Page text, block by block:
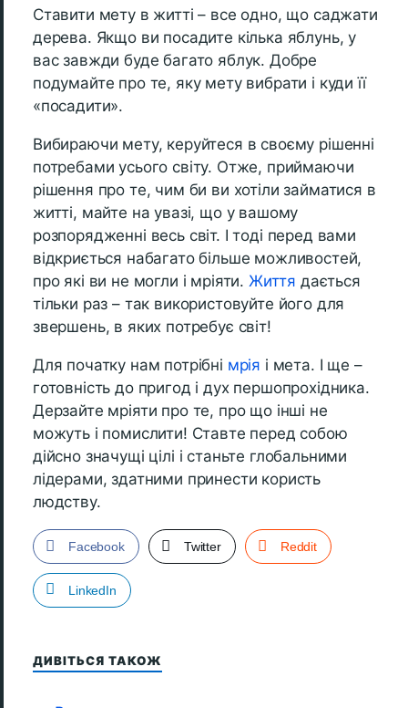
Ставити мету в житті – все одно, що саджати
дерева. Якщо ви посадите кілька яблунь, у
вас завжди буде багато яблук. Добре
подумайте про те, яку мету вибрати і куди її
«посадити».
Вибираючи мету, керуйтеся в своєму рішенні
потребами усього світу. Отже, приймаючи
рішення про те, чим би ви хотіли займатися в
житті, майте на увазі, що у вашому
розпорядженні весь світ. І тоді перед вами
відкриється набагато більше можливостей,
про які ви не могли і мріяти. Життя дається
тільки раз – так використовуйте його для
звершень, в яких потребує світ!
Для початку нам потрібні мрія і мета. І ще –
готовність до пригод і дух першопрохідника.
Дерзайте мріяти про те, про що інші не
можуть і помислити! Ставте перед собою
дійсно значущі цілі і станьте глобальними
лідерами, здатними принести користь
людству.
Facebook Twitter Reddit
LinkedIn
ДИВІТЬСЯ ТАКОЖ